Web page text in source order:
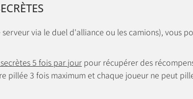
via le duel d'alliance ou les camions), vous
5 fois par jour pour récupérer des
pillée 3 fois maximum et chaque joueur ne peut